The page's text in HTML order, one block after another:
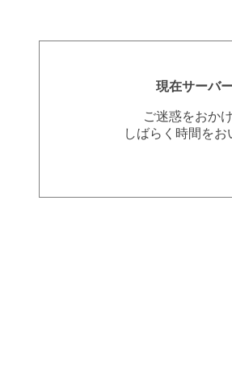
現在サーバ
ご迷惑をおか
しばらく時間を